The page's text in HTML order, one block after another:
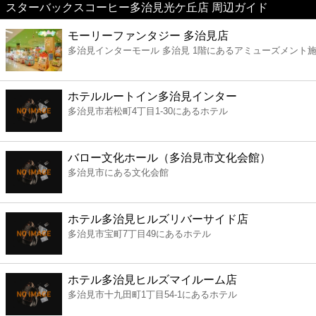
美容
コンビニ
薬局
スーパー
エンタメ
レジャー
書店
ファミレス
スターバックスコーヒー多治見光ケ丘店 周辺ガイド
モーリーファンタジー 多治見店
多治見インターモール 多治見 1階にあるアミューズメント
ホテルルートイン多治見インター
多治見市若松町4丁目1-30にあるホテル
バロー文化ホール（多治見市文化会館）
多治見市にある文化会館
ホテル多治見ヒルズリバーサイド店
多治見市宝町7丁目49にあるホテル
ホテル多治見ヒルズマイルーム店
多治見市十九田町1丁目54-1にあるホテル